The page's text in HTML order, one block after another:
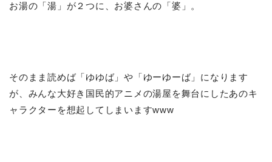
お湯の「湯」が２つに、お婆さんの「婆」。
そのまま読めば「ゆゆば」や「ゆーゆーば」になります
が、みんな大好き国民的アニメの湯屋を舞台にしたあのキ
ャラクターを想起してしまいますwww